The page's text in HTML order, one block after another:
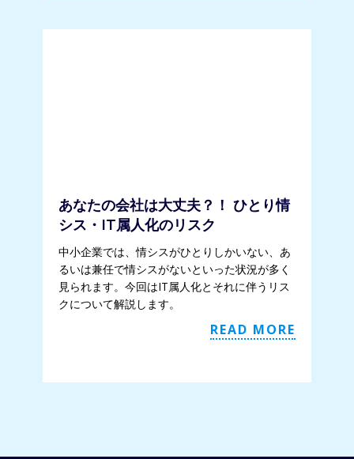
あなたの会社は大丈夫？！ ひとり情
シス・IT属人化のリスク
中小企業では、情シスがひとりしかいない、あ
るいは兼任で情シスがないといった状況が多く
見られます。今回はIT属人化とそれに伴うリス
クについて解説します。
READ MORE